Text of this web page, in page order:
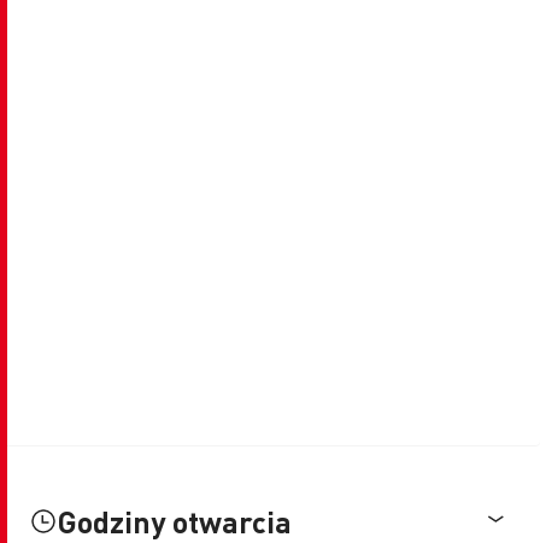
Godziny otwarcia